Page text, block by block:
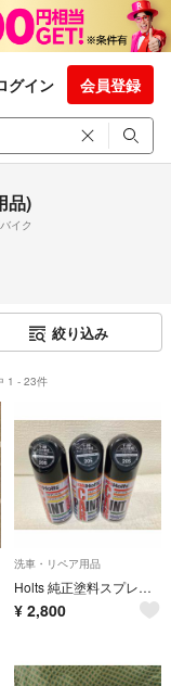
グイン 会員登録
品)
イク
絞り込み
1 - 23件
洗車・リペア用品
Holts 純正塗料スプレー カーペイント トヨタ車用 205 ブラックM
¥ 2,800